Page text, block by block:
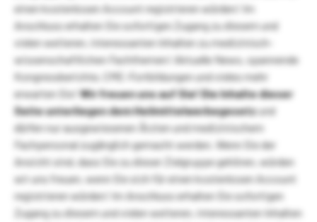
einen kostenlosen Account registrieren würden! Im
Anschluss erhalten Sie sofortigen Zugang zu diesem und
vielen weiteren, interessanten Inhalten zu medizinisch-
wissenschaftlichen Fachthemen! Aktuelle News, spannende
Kongressberichte, CME-Fortbildungen und vieles mehr
erwarten Sie!Wir freuen uns auf Sie!Die Inhalte dieser
Seite unterliegen dem Heilmittelwerbegesetzund
dürfen nur ausgewiesenen Ärzten und medizinischem
Fachpersonal zugänglich gemacht werden. Wenn Sie der
Ansicht sind, dass Sie zu dieser Zielgruppe gehören, würden
wir uns freuen, wenn Sie sich für einen kostenlosen Account
registrieren würden! Im Anschluss erhalten Sie sofortigen
Zugang zu diesem und vielen weiteren, interessanten Inhalten